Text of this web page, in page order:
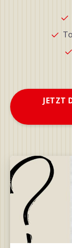
JETZT